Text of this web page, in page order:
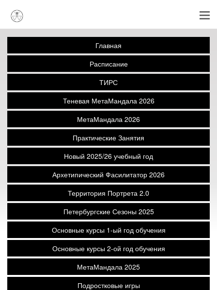
Главная
Расписание
ТИРС
Теневая МетаМандала 2026
МетаМандала 2026
Практические Занятия
Новый 2025/26 учебный год
Архетипический Фасилитатор 2026
Территория Портрета 2.0
Петербургские Сезоны 2025
Основные курсы 1-ый год обучения
Основные курсы 2-ой год обучения
МетаМандала 2025
Подростковые игры